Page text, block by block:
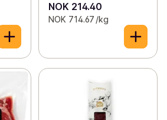
NOK 214.40
NOK 714.67 /kg